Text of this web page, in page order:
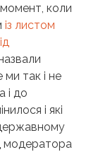
коли
із листом
так і не
і до
і які
модератора